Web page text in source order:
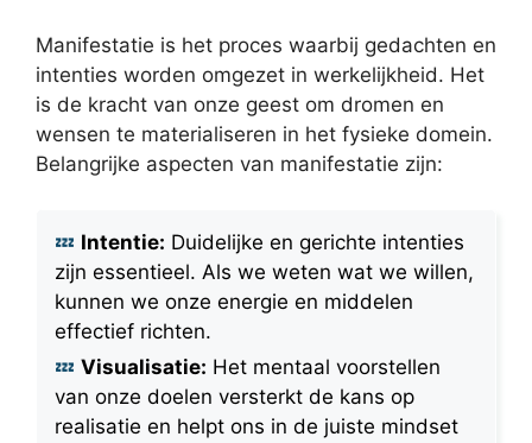
Manifestatie is het proces waarbij gedachten en
intenties worden omgezet in werkelijkheid. Het
is de kracht van onze geest om dromen en
wensen te materialiseren in het fysieke domein.
Belangrijke aspecten van manifestatie zijn:
Intentie: Duidelijke en gerichte intenties
zijn essentieel. Als we weten wat we willen,
kunnen we onze energie en middelen
effectief richten.
Visualisatie: Het mentaal voorstellen
van onze doelen versterkt de kans op
realisatie en helpt ons in de juiste mindset